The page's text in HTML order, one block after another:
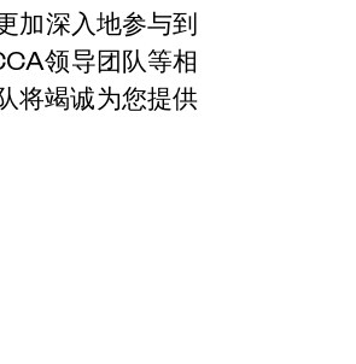
加深入地参与到
领导团队等相
将竭诚为您提供